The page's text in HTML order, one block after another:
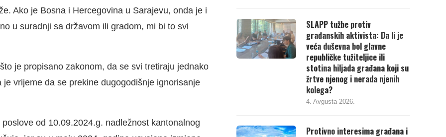
Ako je Bosna i Hercegovina u Sarajevu, onda je i
u suradnji sa državom ili gradom, mi bi to svi
je propisano zakonom, da se svi tretiraju jednako
vrijeme da se prekine dugogodišnje ignorisanje
od 10.09.2024.g. nadležnost kantonalnog
SLAPP tužbe protiv
građanskih aktivista: Da li je
veća duševna bol glavne
republičke tužiteljice ili
stotina hiljada građana koji su
žrtve njenog i nerada njenih
kolega?
4. Avgusta 2026.
Protivno interesima građana i